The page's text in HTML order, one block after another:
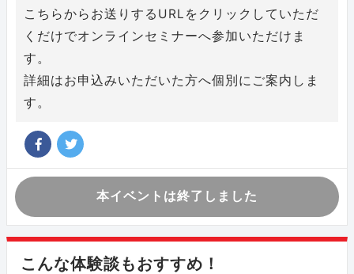
こちらからお送りするURLをクリックしていただ
くだけでオンラインセミナーへ参加いただけま
す。
詳細はお申込みいただいた方へ個別にご案内しま
す。
本イベントは終了しました
こんな体験談もおすすめ！